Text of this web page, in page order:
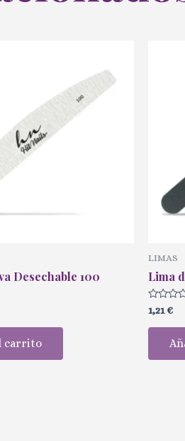
Desechable 100
carrito
LIMAS
Lima
Valorado
con
0
1,21€